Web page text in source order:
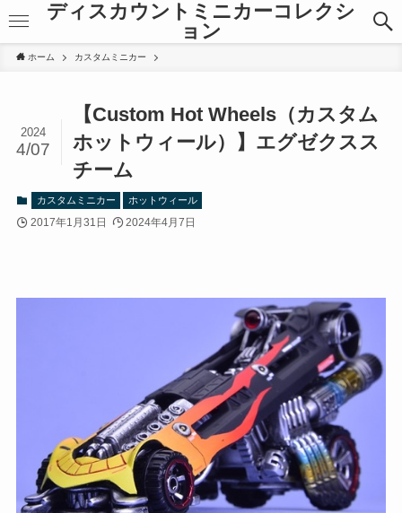
ディスカウントミニカーコレクシ
ョン
ホーム カスタムミニカー
【Custom Hot Wheels（カスタム
ホットウィール）】エグゼクスス
チーム
2024
4/07
カスタムミニカー ホットウィール
2017年1月31日 2024年4月7日